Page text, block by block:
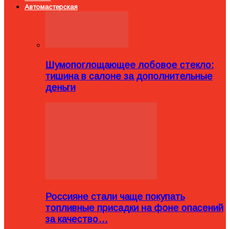
Автомастерская
Шумопоглощающее лобовое стекло:
тишина в салоне за дополнительные
деньги
Россияне стали чаще покупать
топливные присадки на фоне опасений
за качество…